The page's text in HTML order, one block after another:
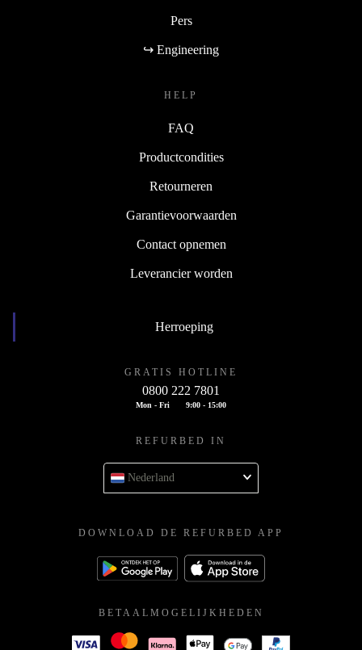
Pers
↪ Engineering
HELP
FAQ
Productcondities
Retourneren
Garantievoorwaarden
Contact opnemen
Leverancier worden
Herroeping
GRATIS HOTLINE
0800 222 7801
Mon - Fri 9:00 - 15:00
REFURBED IN
Nederland
DOWNLOAD DE REFURBED APP
BETAALMOGELIJKHEDEN